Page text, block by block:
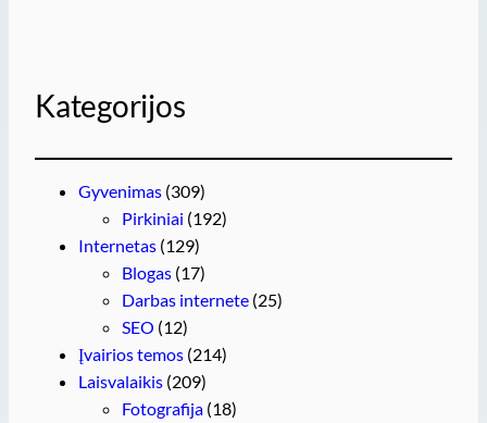
Kategorijos
Gyvenimas (309)
Pirkiniai (192)
Internetas (129)
Blogas (17)
Darbas internete (25)
SEO (12)
Įvairios temos (214)
Laisvalaikis (209)
Fotografija (18)